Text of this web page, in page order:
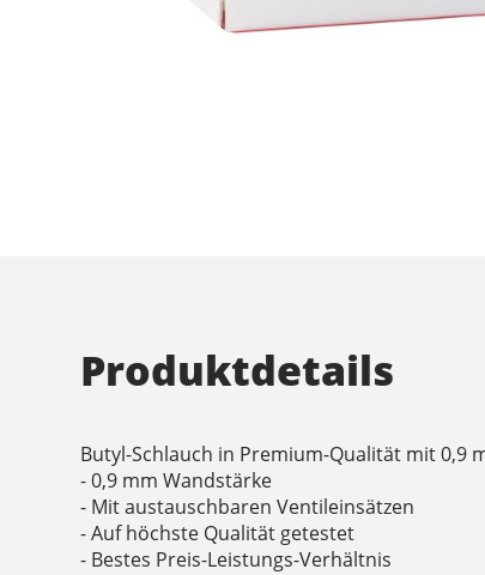
Produktdetails
Butyl-Schlauch in Premium-Qualität mit 0,9
- 0,9 mm Wandstärke
- Mit austauschbaren Ventileinsätzen
- Auf höchste Qualität getestet
- Bestes Preis-Leistungs-Verhältnis